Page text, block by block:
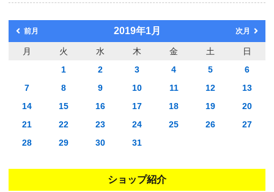
前月 2019年1月 次月
月 火 水 木 金 土
日
1
2 3 4 5
6
7
8 9 10 11 12
13
14
15 16 17 18 19
20
21
22 23 24 25 26
27
28
29 30 31
ショップ紹介